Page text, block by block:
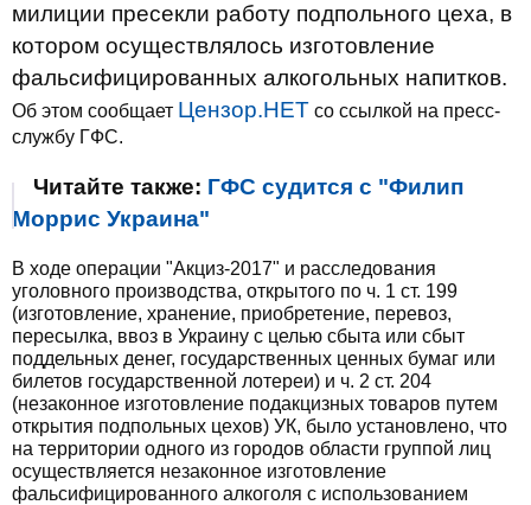
милиции пресекли работу подпольного цеха, в
котором осуществлялось изготовление
фальсифицированных алкогольных напитков.
Об этом сообщает Цензор.НЕТ со ссылкой на пресс-
службу ГФС.
Читайте также: ГФС судится с "Филип
Моррис Украина"
В ходе операции "Акциз-2017" и расследования
уголовного производства, открытого по ч. 1 ст. 199
(изготовление, хранение, приобретение, перевоз,
пересылка, ввоз в Украину с целью сбыта или сбыт
поддельных денег, государственных ценных бумаг или
билетов государственной лотереи) и ч. 2 ст. 204
(незаконное изготовление подакцизных товаров путем
открытия подпольных цехов) УК, было установлено, что
на территории одного из городов области группой лиц
осуществляется незаконное изготовление
фальсифицированного алкоголя с использованием